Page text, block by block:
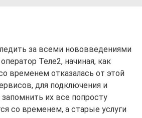
за всеми нововведениями
Теле2, начиная, как
временем отказалась от этой
для подключения и
их все попросту
со временем, а старые услуги